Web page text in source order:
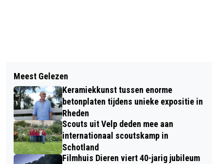
MEET-UP! SPORT- EN
PREVENTIEAKKOORD RHEDEN-
ROZENDAAL OP 5 APRIL
NA TWEE JAAR WEER KERMIS IN
CENTRUM VELP
Meest Gelezen
Keramiekkunst tussen enorme
betonplaten tijdens unieke expositie in
Rheden
Scouts uit Velp deden mee aan
internationaal scoutskamp in
Schotland
Filmhuis Dieren viert 40-jarig jubileum